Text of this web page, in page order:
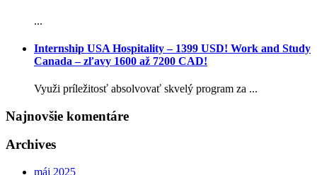
...
Internship USA Hospitality – 1399 USD! Work and Study
Canada – zľavy 1600 až 7200 CAD!
Využi príležitosť absolvovať skvelý program za ...
Najnovšie komentáre
Archives
máj 2025